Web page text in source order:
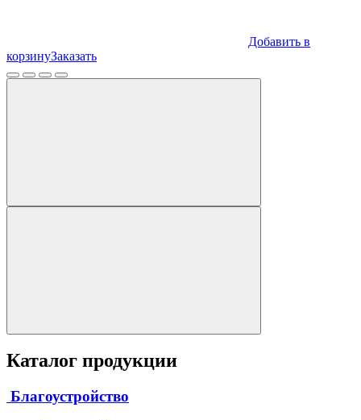
Добавить в
корзинуЗаказать
Каталог продукции
Благоустройство